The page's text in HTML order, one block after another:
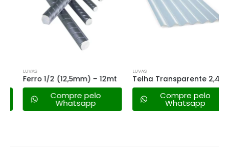
LUVAS
Ferro 1/2 (12,5mm) – 12mt
Compre pelo
Whatsapp
LUVAS
Telha Transparente 2,44 X 1,10 Incolor
Compre pelo
Whatsapp